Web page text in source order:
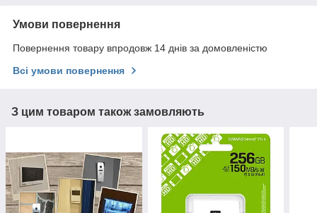
Умови повернення
Повернення товару впродовж 14 днів за домовленістю
Всі умови повернення
З цим товаром також замовляють